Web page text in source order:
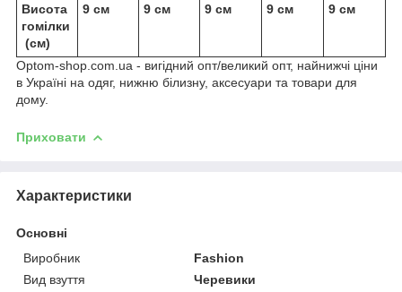
Висота
гомілки
(см)
9 см 9 см 9 см 9 см 9 см
Optom-shop.com.ua - вигідний опт/великий опт, найнижчі ціни
в Україні на одяг, нижню білизну, аксесуари та товари для
дому.
Приховати
Характеристики
Основні
Виробник
Fashion
Вид взуття
Черевики